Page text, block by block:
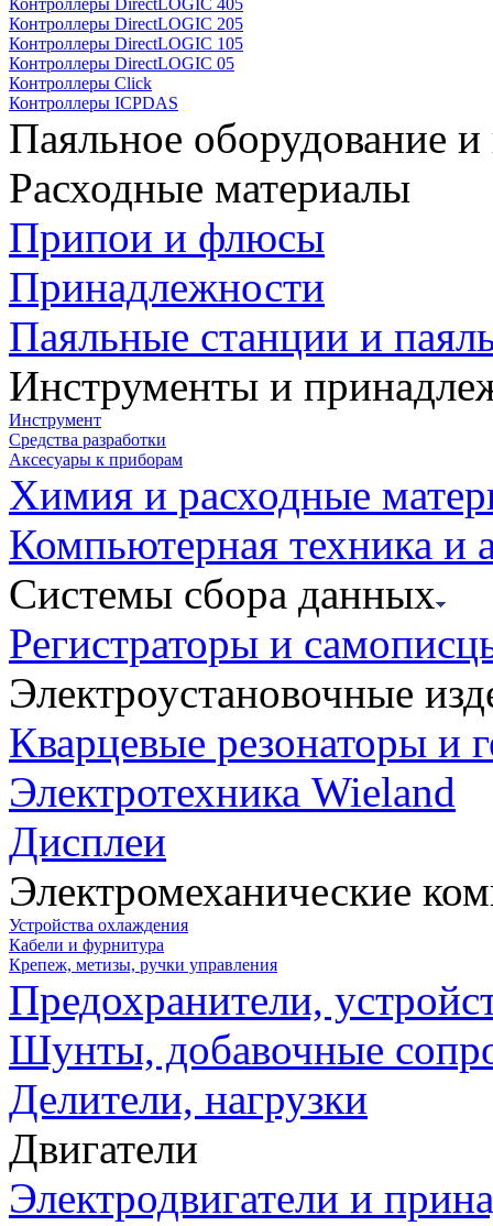
Контроллеры DirectLOGIC 405
Контроллеры DirectLOGIC 205
Контроллеры DirectLOGIC 105
Контроллеры DirectLOGIC 05
Контроллеры Click
Контроллеры ICPDAS
Паяльное оборудование
Расходные материалы
Припои и флюсы
Принадлежности
Паяльные станции и
Инструменты и
Инструмент
Средства разработки
Аксесуары к приборам
Химия и расходные
Компьютерная техника и
Системы сбора данных
Регистраторы и
Электроустановочные
Кварцевые резонаторы и
Электротехника Wieland
Дисплеи
Электромеханические
Устройства охлаждения
Кабели и фурнитура
Крепеж, метизы, ручки управления
Предохранители,
Шунты, добавочные
Делители, нагрузки
Двигатели
Электродвигатели и